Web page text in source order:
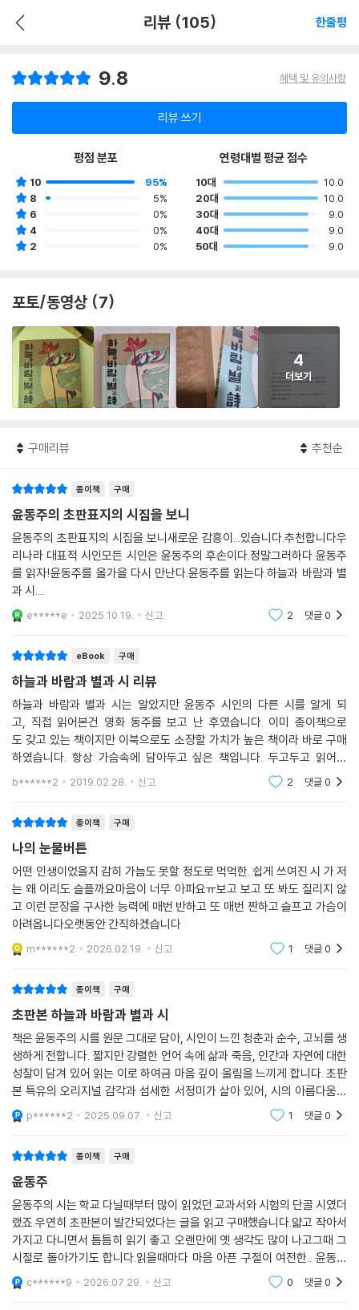
리뷰 (105) 한줄평
9.8 혜택 및 유의사항
리뷰 쓰기
평점 분포
10
95%
8
5%
6
0%
4
0%
2
0%
연령대별 평균 점수
10대
10.0
20대
10.0
30대
9.0
40대
9.0
50대
9.0
포토/동영상 (7)
4
더보기
구매리뷰 추천순
종이책 구매
윤동주의 초판표지의 시집을 보니
윤동주의 초판표지의 시집을 보니새로운 감흥이...있습니다.추천합니다우
리나라 대표적 시인모든 시인은 윤동주의 후손이다.정말그러하다 윤동주
를 읽자!윤동주를 올가을 다시 만난다.윤동주를 읽는다.하늘과 바람과 별
과 시....
e*****e 2025.10.19. 신고 2 댓글0
eBook 구매
하늘과 바람과 별과 시 리뷰
하늘과 바람과 별과 시는 알았지만 윤동주 시인의 다른 시를 알게 되
고, 직접 읽어본건 영화 동주를 보고 난 후였습니다. 이미 종이책으로
도 갖고 있는 책이지만 이북으로도 소장할 가치가 높은 책이라 바로 구매
하였습니다. 항상 가슴속에 담아두고 싶은 책입니다. 두고두고 읽어봐
도 항상 감동으로 젖게 되는 책이라 대한민국 국민 모두에게 정말 추천해
b******2 2019.02.28. 신고 2 댓글0
종이책 구매
나의 눈물버튼
어떤 인생이었을지 감히 가늠도 못할 정도로 먹먹한..쉽게 쓰여진 시 가 저
는 왜 이리도 슬플까요마음이 너무 아파요ㅠ보고 보고 또 봐도 질리지 않
고 이런 문장을 구사한 능력에 매번 반하고 또 매번 짠하고 슬프고 가슴이
아려옵니다오랫동안 간직하겠습니다
m******2 2026.02.19. 신고 1 댓글0
종이책 구매
초판본 하늘과 바람과 별과 시
책은 윤동주의 시를 원문 그대로 담아, 시인이 느낀 청춘과 순수, 고뇌를 생
생하게 전합니다. 짧지만 강렬한 언어 속에 삶과 죽음, 인간과 자연에 대한
성찰이 담겨 있어 읽는 이로 하여금 마음 깊이 울림을 느끼게 합니다. 초판
본 특유의 오리지널 감각과 섬세한 서정미가 살아 있어, 시의 아름다움과
순수한 정신을 온전히 경험할 수 있는 감동적인 작품입니다.
p******2 2025.09.07. 신고 1 댓글0
종이책 구매
윤동주
윤동주의 시는 학교 다닐때부터 많이 읽었던 교과서와 시험의 단골 시였더
랬죠.우연히 초판본이 발간되었다는 글을 읽고 구매했습니다.얇고 작아서
가지고 다니면서 틈틈히 읽기 좋고 오랜만에 옛 생각도 많이 나고그때 그
시절로 돌아가기도 합니다.읽을때마다 마음 아픈 구절이 여전한.. 윤동주
의 시 입니다.
c******9 2026.07.29. 신고 0 댓글0